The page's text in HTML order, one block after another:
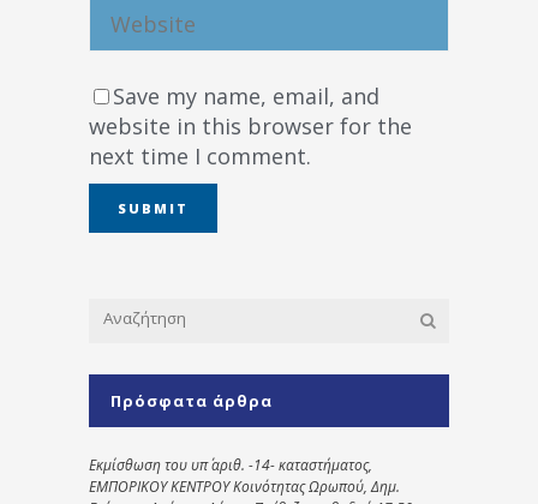
Save my name, email, and
website in this browser for the
next time I comment.
Πρόσφατα άρθρα
Εκμίσθωση του υπ΄ αριθ. -14- καταστήματος,
ΕΜΠΟΡΙΚΟΥ ΚΕΝΤΡΟΥ Κοινότητας Ωρωπού, Δημ.